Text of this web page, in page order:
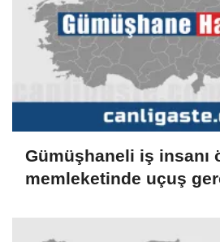
Gümüşhaneli iş insanı
memleketinde uçuş